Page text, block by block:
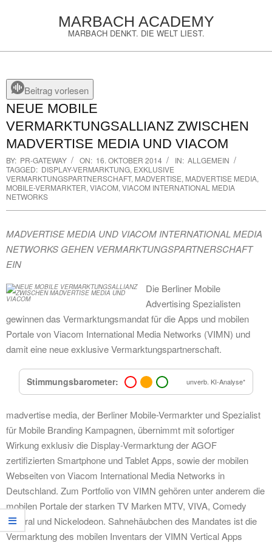
MARBACH ACADEMY
MARBACH DENKT. DIE WELT LIEST.
Menu Beitrag vorlesen
NEUE MOBILE
VERMARKTUNGSALLIANZ ZWISCHEN
MADVERTISE MEDIA UND VIACOM
BY: PR-GATEWAY ON: 16. OKTOBER 2014 IN: ALLGEMEIN
TAGGED: DISPLAY-VERMARKTUNG, EXKLUSIVE
VERMARKTUNGSPARTNERSCHAFT, MADVERTISE, MADVERTISE MEDIA,
MOBILE-VERMARKTER, VIACOM, VIACOM INTERNATIONAL MEDIA
NETWORKS
MADVERTISE MEDIA UND VIACOM INTERNATIONAL MEDIA
NETWORKS GEHEN VERMARKTUNGSPARTNERSCHAFT
EIN
Die Berliner Mobile
Advertising Spezialisten
gewinnen das Vermarktungsmandat für die Apps und mobilen
Portale von Viacom International Media Networks (VIMN) und
damit eine neue exklusive Vermarktungspartnerschaft.
Stimmungsbarometer: unverb. KI-Analyse*
madvertise media, der Berliner Mobile-Vermarkter und Spezialist
für Mobile Branding Kampagnen, übernimmt mit sofortiger
Wirkung exklusiv die Display-Vermarktung der AGOF
zertifizierten Smartphone und Tablet Apps, sowie der mobilen
Webseiten von Viacom International Media Networks in
Deutschland. Zum Portfolio von VIMN gehören unter anderem die
mobilen Portale der starken TV Marken MTV, VIVA, Comedy
Central und Nickelodeon. Sahnehäubchen des Mandates ist die
Vermarktung des mobilen Inventars der VIMN Vertical Apps